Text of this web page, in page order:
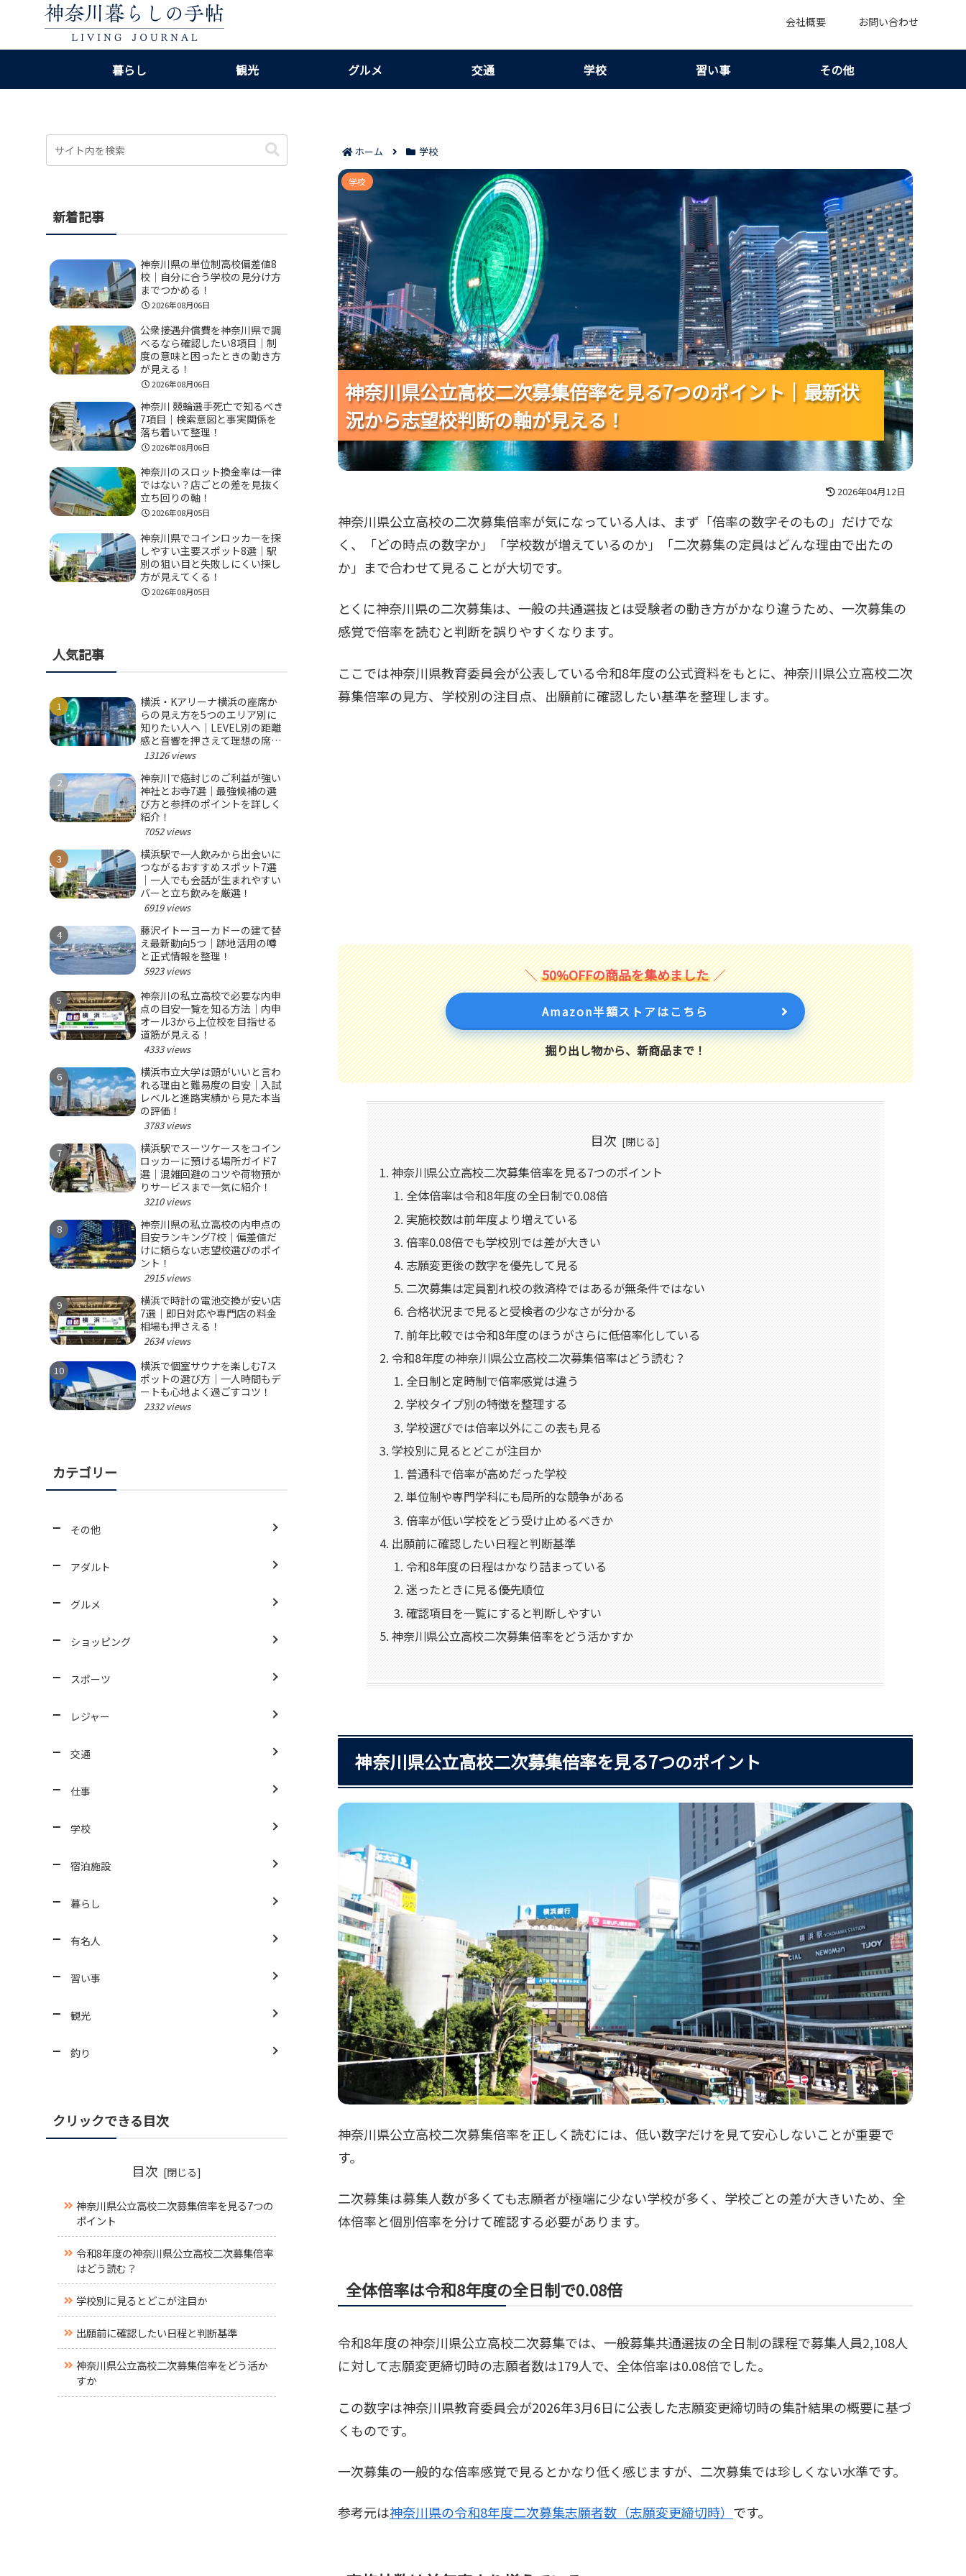
会社概要 お問い合わせ
暮らし 観光 グルメ 交通 学校 習い事 その他
ホーム 学校
神奈川県公立高校二次募集倍率を見る7つのポイント｜最新状況から志望校判断の軸が見える！
神奈川県公立高校二次募集倍率を見る7つのポイント｜最新状
況から志望校判断の軸が見える！
神奈川県公立高校二次募集倍率を見る7つのポイント｜最新状
況から志望校判断の軸が見える！
神奈川県公立高校二次募集倍率を見る7つのポイント｜最新状
況から志望校判断の軸が見える！
学校
2026年04月12日
神奈川県公立高校の二次募集倍率が気になっている人は、まず「倍率の数字そのもの」だけでな
く、「どの時点の数字か」「学校数が増えているのか」「二次募集の定員はどんな理由で出たの
か」まで合わせて見ることが大切です。
とくに神奈川県の二次募集は、一般の共通選抜とは受験者の動き方がかなり違うため、一次募集の
感覚で倍率を読むと判断を誤りやすくなります。
ここでは神奈川県教育委員会が公表している令和8年度の公式資料をもとに、神奈川県公立高校二次
募集倍率の見方、学校別の注目点、出願前に確認したい基準を整理します。
50%OFFの商品を集めました
Amazon半額ストアはこちら
掘り出し物から、新商品まで！
目次
神奈川県公立高校二次募集倍率を見る7つのポイント
全体倍率は令和8年度の全日制で0.08倍
実施校数は前年度より増えている
倍率0.08倍でも学校別では差が大きい
志願変更後の数字を優先して見る
二次募集は定員割れ校の救済枠ではあるが無条件ではない
合格状況まで見ると受検者の少なさが分かる
前年比較では令和8年度のほうがさらに低倍率化している
令和8年度の神奈川県公立高校二次募集倍率はどう読む？
全日制と定時制で倍率感覚は違う
学校タイプ別の特徴を整理する
学校選びでは倍率以外にこの表も見る
学校別に見るとどこが注目か
普通科で倍率が高めだった学校
単位制や専門学科にも局所的な競争がある
倍率が低い学校をどう受け止めるべきか
出願前に確認したい日程と判断基準
令和8年度の日程はかなり詰まっている
迷ったときに見る優先順位
確認項目を一覧にすると判断しやすい
神奈川県公立高校二次募集倍率をどう活かすか
神奈川県公立高校二次募集倍率を見る7つのポイント
神奈川県公立高校二次募集倍率を正しく読むには、低い数字だけを見て安心しないことが重要で
す。
二次募集は募集人数が多くても志願者が極端に少ない学校が多く、学校ごとの差が大きいため、全
体倍率と個別倍率を分けて確認する必要があります。
全体倍率は令和8年度の全日制で0.08倍
令和8年度の神奈川県公立高校二次募集では、一般募集共通選抜の全日制の課程で募集人員2,108人
に対して志願変更締切時の志願者数は179人で、全体倍率は0.08倍でした。
この数字は神奈川県教育委員会が2026年3月6日に公表した志願変更締切時の集計結果の概要に基づ
くものです。
一次募集の一般的な倍率感覚で見るとかなり低く感じますが、二次募集では珍しくない水準です。
参考元は神奈川県の令和8年度二次募集志願者数（志願変更締切時） です。
新着記事
神奈川県の単位制高校偏差値8
校｜自分に合う学校の見分け方
までつかめる！
2026年08月06日
公衆接遇弁償費を神奈川県で調
べるなら確認したい8項目｜制
度の意味と困ったときの動き方
が見える！
2026年08月06日
神奈川 競輪選手死亡で知るべき
7項目｜検索意図と事実関係を
落ち着いて整理！
2026年08月06日
神奈川のスロット換金率は一律
ではない？店ごとの差を見抜く
立ち回りの軸！
2026年08月05日
神奈川県でコインロッカーを探
しやすい主要スポット8選｜駅
別の狙い目と失敗しにくい探し
方が見えてくる！
2026年08月05日
人気記事
横浜・Kアリーナ横浜の座席か
らの見え方を5つのエリア別に
知りたい人へ｜LEVEL別の距離
感と音響を押さえて理想の席を
選ぼう！
13126 views
神奈川で癌封じのご利益が強い
神社とお寺7選｜最強候補の選
び方と参拝のポイントを詳しく
紹介！
7052 views
横浜駅で一人飲みから出会いに
つながるおすすめスポット7選
｜一人でも会話が生まれやすい
バーと立ち飲みを厳選！
6919 views
藤沢イトーヨーカドーの建て替
え最新動向5つ｜跡地活用の噂
と正式情報を整理！
5923 views
神奈川の私立高校で必要な内申
点の目安一覧を知る方法｜内申
オール3から上位校を目指せる
道筋が見える！
4333 views
横浜市立大学は頭がいいと言わ
れる理由と難易度の目安｜入試
レベルと進路実績から見た本当
の評価！
3783 views
横浜駅でスーツケースをコイン
ロッカーに預ける場所ガイド7
選｜混雑回避のコツや荷物預か
りサービスまで一気に紹介！
3210 views
神奈川県の私立高校の内申点の
目安ランキング7校｜偏差値だ
けに頼らない志望校選びのポイ
ント！
2915 views
横浜で時計の電池交換が安い店
7選｜即日対応や専門店の料金
相場も押さえる！
2634 views
横浜で個室サウナを楽しむ7ス
ポットの選び方｜一人時間もデ
ートも心地よく過ごすコツ！
2332 views
カテゴリー
その他
アダルト
グルメ
ショッピング
スポーツ
レジャー
交通
仕事
学校
宿泊施設
暮らし
有名人
習い事
観光
釣り
クリックできる目次
目次
神奈川県公立高校二次募集倍率を見る7つの
ポイント
令和8年度の神奈川県公立高校二次募集倍率
はどう読む？
学校別に見るとどこが注目か
出願前に確認したい日程と判断基準
神奈川県公立高校二次募集倍率をどう活か
すか